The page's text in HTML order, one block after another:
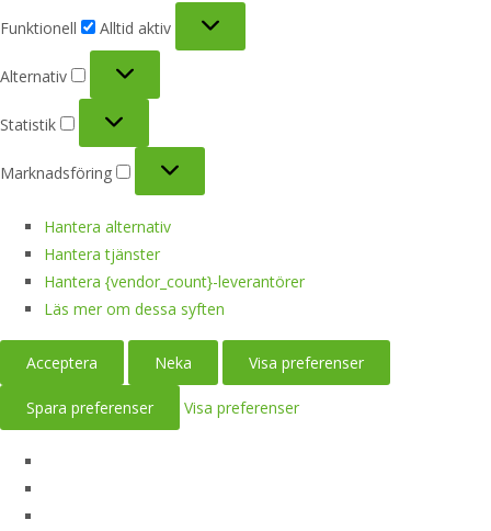
Funktionell
Alltid aktiv
Alternativ
Statistik
Marknadsföring
Hantera alternativ
Hantera tjänster
Hantera {vendor_count}-leverantörer
Läs mer om dessa syften
Acceptera Neka Visa preferenser
Spara preferenser Visa preferenser